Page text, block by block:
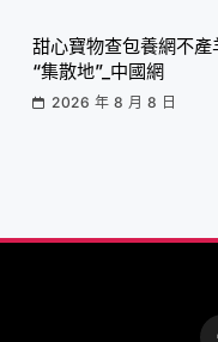
甜心寶物查包養網不
“集散地”_中國網
2026 年 8 月 8 日